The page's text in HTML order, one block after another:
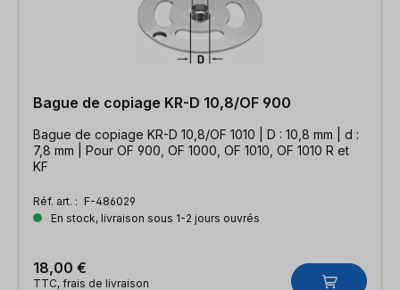
Bague de copiage KR-D 10,8/OF 900
Bague de copiage KR-D 10,8/OF 1010 | D : 10,8 mm | d :
7,8 mm | Pour OF 900, OF 1000, OF 1010, OF 1010 R et
KF
Réf. art. : F-486029
En stock, livraison sous 1-2 jours ouvrés
18,00 €
TTC, frais de livraison